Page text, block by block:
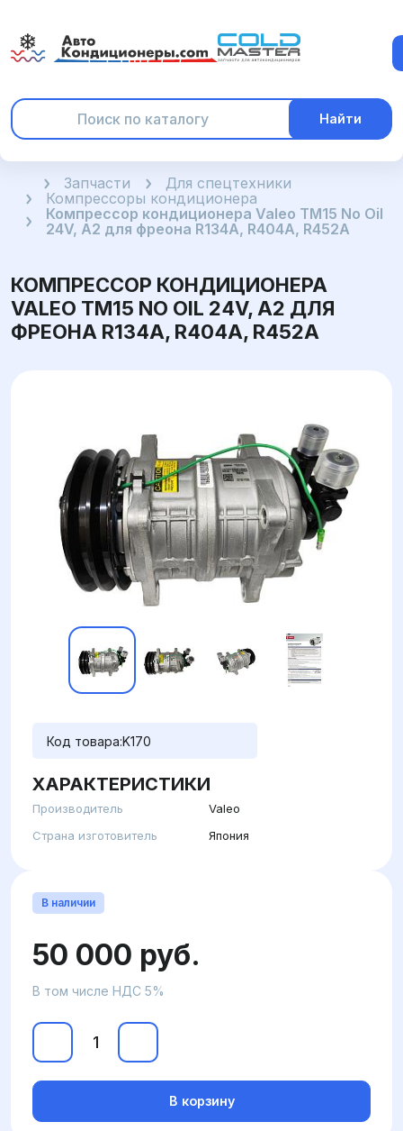
Найти
ГлавнаяЗапчасти
Для спецтехники
Компрессоры кондиционера
Компрессор кондиционера Valeo TM15 No Oil
24V, A2 для фреона R134A, R404A, R452A
КОМПРЕССОР КОНДИЦИОНЕРА
VALEO TM15 NO OIL 24V, A2 ДЛЯ
ФРЕОНА R134A, R404A, R452A
Код товара:K170
ХАРАКТЕРИСТИКИ
Производитель
Valeo
Страна изготовитель
Япония
В наличии
50 000 руб.
В том числе НДС 5%
В корзину